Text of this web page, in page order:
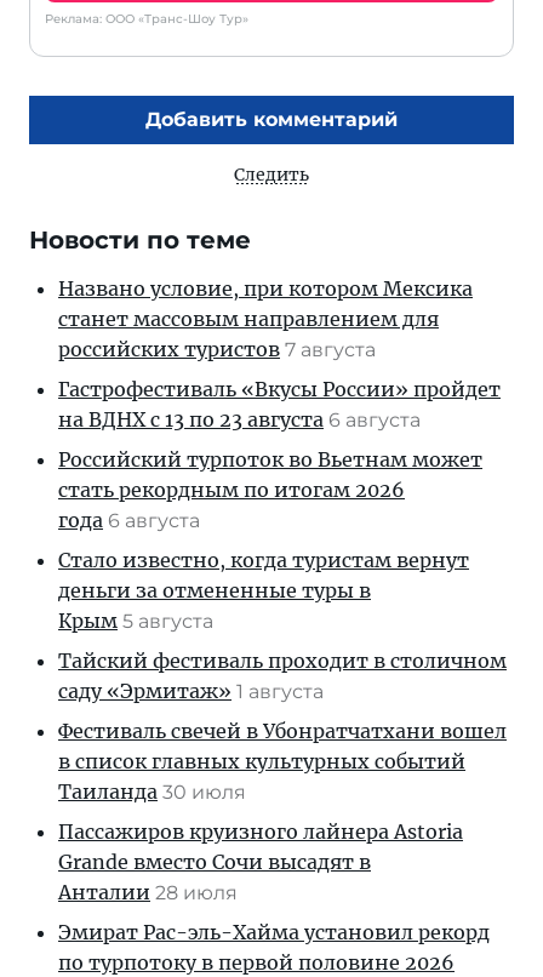
Реклама: ООО «Транс-Шоу Тур»
Добавить комментарий
Следить
Новости по теме
Названо условие, при котором Мексика
станет массовым направлением для
российских туристов 7 августа
Гастрофестиваль «Вкусы России» пройдет
на ВДНХ с 13 по 23 августа 6 августа
Российский турпоток во Вьетнам может
стать рекордным по итогам 2026
года 6 августа
Стало известно, когда туристам вернут
деньги за отмененные туры в
Крым 5 августа
Тайский фестиваль проходит в столичном
саду «Эрмитаж» 1 августа
Фестиваль свечей в Убонратчатхани вошел
в список главных культурных событий
Таиланда 30 июля
Пассажиров круизного лайнера Astoria
Grande вместо Сочи высадят в
Анталии 28 июля
Эмират Рас-эль-Хайма установил рекорд
по турпотоку в первой половине 2026